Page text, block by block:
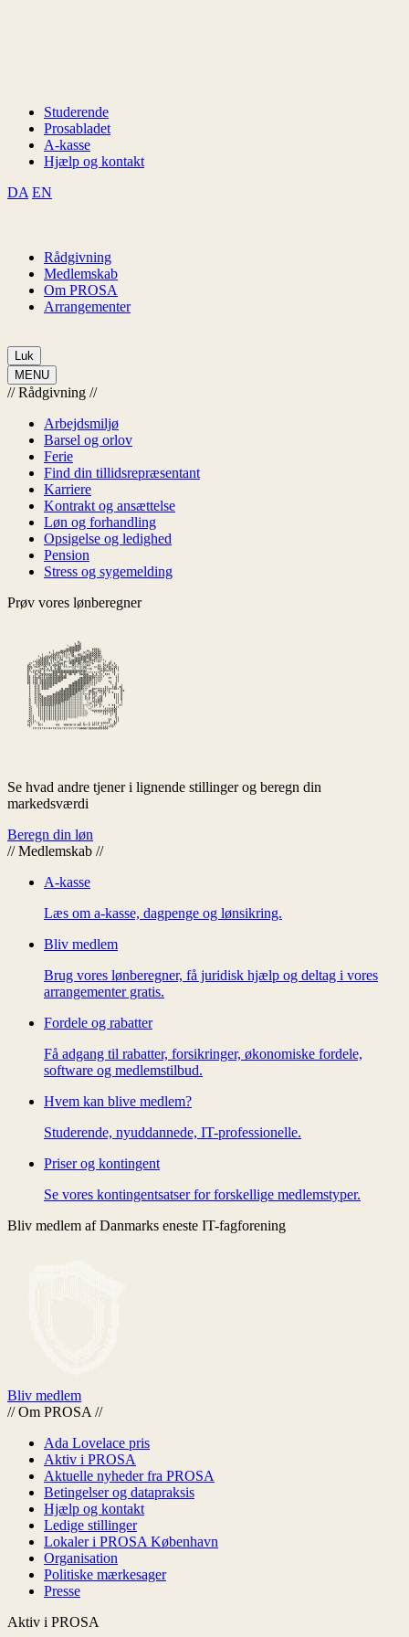
Studerende
Prosabladet
A-kasse
Hjælp og kontakt
DA EN
Rådgivning
Medlemskab
Om PROSA
Arrangementer
Luk
MENU
// Rådgivning //
Arbejdsmiljø
Barsel og orlov
Ferie
Find din tillidsrepræsentant
Karriere
Kontrakt og ansættelse
Løn og forhandling
Opsigelse og ledighed
Pension
Stress og sygemelding
Prøv vores lønberegner
Se hvad andre tjener i lignende stillinger og beregn din
markedsværdi
Beregn din løn
// Medlemskab //
A-kasse
Læs om a-kasse, dagpenge og lønsikring.
Bliv medlem
Brug vores lønberegner, få juridisk hjælp og deltag i vores
arrangementer gratis.
Fordele og rabatter
Få adgang til rabatter, forsikringer, økonomiske fordele,
software og medlemstilbud.
Hvem kan blive medlem?
Studerende, nyuddannede, IT-professionelle.
Priser og kontingent
Se vores kontingentsatser for forskellige medlemstyper.
Bliv medlem af Danmarks eneste IT-fagforening
Bliv medlem
// Om PROSA //
Ada Lovelace pris
Aktiv i PROSA
Aktuelle nyheder fra PROSA
Betingelser og datapraksis
Hjælp og kontakt
Ledige stillinger
Lokaler i PROSA København
Organisation
Politiske mærkesager
Presse
Aktiv i PROSA